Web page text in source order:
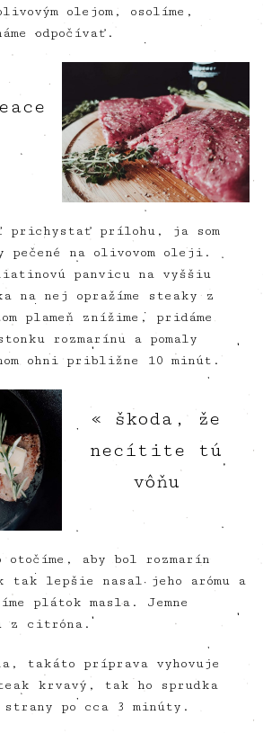
olejom, osolíme,
odpočívať.
prichystať prílohu, ja som
pečené na olivovom oleji.
panvicu na vyššiu
na nej opražíme steaky z
plameň znížime, pridáme
rozmarínu a pomaly
ohni približne 10 minút.
« škoda, že
necítite tú
vôňu
otočíme, aby bol rozmarín
tak lepšie nasal jeho arómu a
plátok masla. Jemne
z citróna.
takáto príprava vyhovuje
krvavý, tak ho sprudka
po cca 3 minúty.